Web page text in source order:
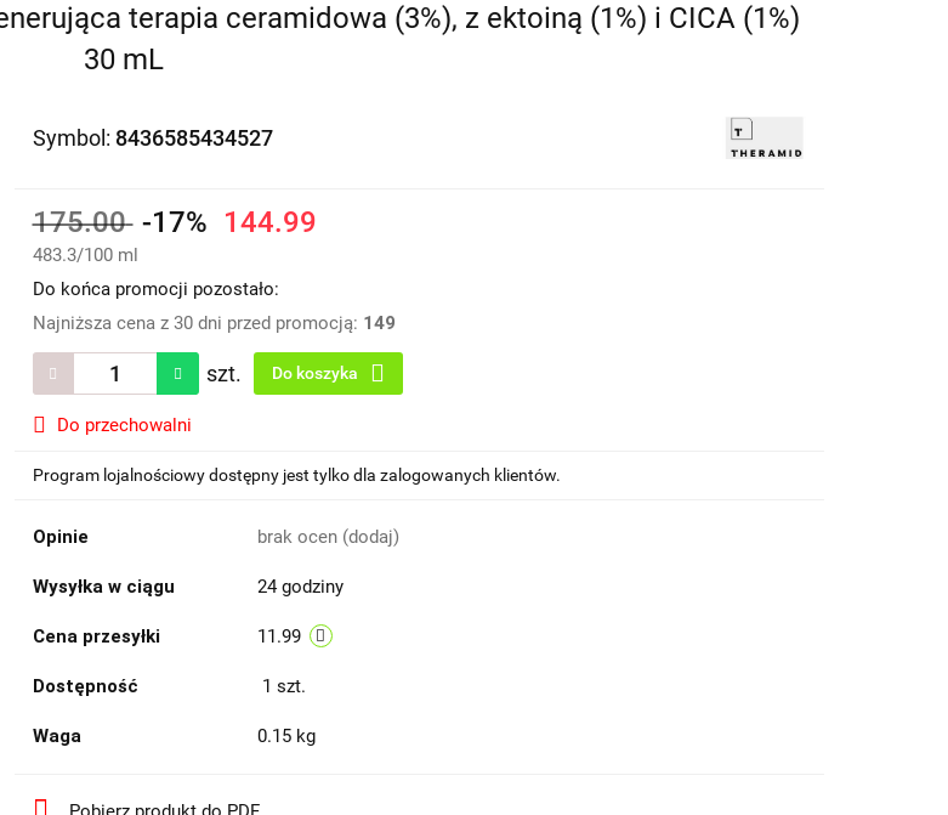
terapia ceramidowa (3%), z ektoiną (1%) i CICA (1%)
30 mL
Symbol: 8436585434527
175.00 -17% 144.99
483.3/100 ml
Do końca promocji pozostało:
Najniższa cena z 30 dni przed promocją: 149
szt. Do koszyka
Do przechowalni
Program lojalnościowy dostępny jest tylko dla zalogowanych klientów.
Opinie brak ocen (dodaj)
Wysyłka w ciągu 24 godziny
Cena przesyłki 11.99
Dostępność 1 szt.
Waga 0.15 kg